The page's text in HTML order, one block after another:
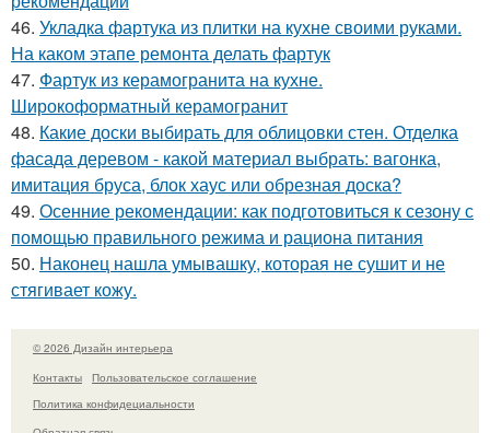
46. Укладка фартука из плитки на кухне своими руками.
На каком этапе ремонта делать фартук
47. Фартук из керамогранита на кухне.
Широкоформатный керамогранит
48. Какие доски выбирать для облицовки стен. Отделка
фасада деревом - какой материал выбрать: вагонка,
имитация бруса, блок хаус или обрезная доска?
49. Осенние рекомендации: как подготовиться к сезону с
помощью правильного режима и рациона питания
50. Наконец нашла умывашку, которая не сушит и не
стягивает кожу.
© 2026 Дизайн интерьера
Контакты
Пользовательское соглашение
Политика конфидециальности